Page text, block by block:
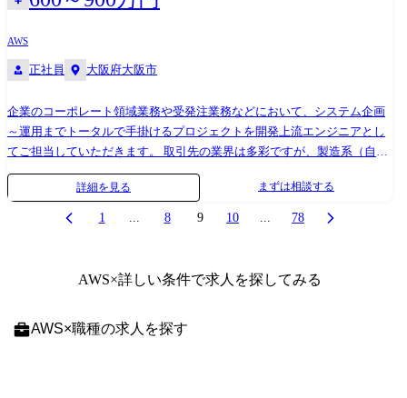
令という、止めることが許されないミッションクリティカルな領域で、
掛け合わせ、人の判断を速く、確実にするための手段として活用しま
察向けソリューション:https://www.hitachi.co.jp/Prod/comp/app/police/
【携わる事業・ビジネス・サービス・製品など】 ・全国の都道府県警察
の110番通信指令システムをはじめとした警察の現場活動を支える基盤シ
ステム ・警察の現場業務の高度化に向けたAI・データ活用サービス 既存
システムの更新・更改を確実にやり切ることを最優先にしながら、現場
負荷の軽減や判断支援につながる高度化テーマについても、PoC・検証
ジネス/プロダクトの現場課題に対し、分析テーマを提案・実行 戦略的示
析 3.ダッシュボード・BIツールの開発・運用 Lookerを用いたダッシュボ
マーケティングモニタリング環境の構築 レポーティング業務の効率化と
自動化 4.チーム協業とステークホルダー連携 ビジネス/プロダクトの現場
部門へのデータ利活用の推進 ビジネス部門とのコミュニケーションを通
じた、データドリブンな意思決定の支援 データソリューションの現場提
供に向けたSalesforceエンジニア、CRMアーキテクト、BizOpsとの連携
クロスファンクショナルチームでのプロジェクト推進、ステークホルダ
ミング言語> ・SQL(Hive、Presto、など) ・Python <インフラ> ・
Excel等 <タスク管理> ・JIRA <情報共有> ・Chatwork ・Confluence ・
AWS
正社員 大阪府大阪市
企業のコーポレート領域業務や受発注業務などにおいて、システム企画
～運用までトータルで手掛けるプロジェクトを開発上流エンジニアとし
てご担当していただきます。 取引先の業界は多彩ですが、製造系（自動
車・パーツ・化学系など）やメーカー、通信、電力系など誰もがよく知
る大手企業向けの案件が大半を占めております。 ●案件例 ・RPA・DXの
導入に関する開発案件 ・コーポレート領域業務（人事・経理）アプリケ
詳細を見る まずは相談する
1 ... 8 9 10 ... 78
AWS×詳しい条件で求人を探してみる
AWS×職種の求人を探す